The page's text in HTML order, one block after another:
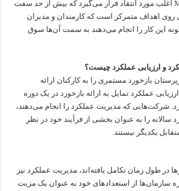
می‌کند. با این حال، MBO اغلب مورد انتقاد قرار می‌گیرد که بیش از حد سفت
اهداف متمرکز است که کارمندان و مدیران
این کار را انجام می‌دهند به سمت آن‌ها سوق
و ارزیابی عملکرد چیست؟
بازخورد مستمری را به کارکنان ارائه
عملکرد تمایل به ارائه بازخورد در یک دوره
شرکت‌هایی که مدیریت عملکرد را انجام می‌دهند،
سالانه را به عنوان بخشی از فرآیند خود در نظر
یکدیگر نیستند.
در طول زمان تکامل یافته‌اند، مدیریت عملکرد نیز
سازمان‌ها از استعدادهای خود به عنوان یک مزیت